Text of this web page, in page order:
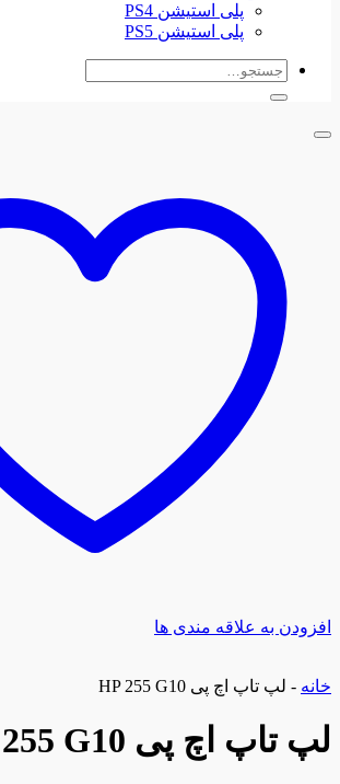
پلی استیشن PS4
پلی استیشن PS5
جستجو
افزودن به علاقه مندی ها
خانه - لپ تاپ اچ پی HP 255 G10
لپ تاپ اچ پی HP 255 G10